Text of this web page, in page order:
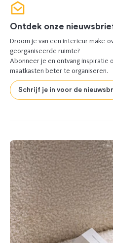
Ontdek onze
Droom je van een interieur make-
georganiseerde ruimte?
Abonneer je en ontvang inspiratie
maatkasten beter te organiseren.
Schrijf je in voor de